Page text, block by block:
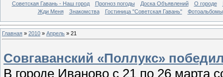
Советская Гавань - Наш город Прогноз погоды Доска Объявлений О городе
Жди Меня
Знакомства Гостиница "Советская Гавань" Фотоальбомы
Главная » 2010 » Апрель » 21
Совгаванский «Поллукс»
В городе Иваново с 21 по 26 марта